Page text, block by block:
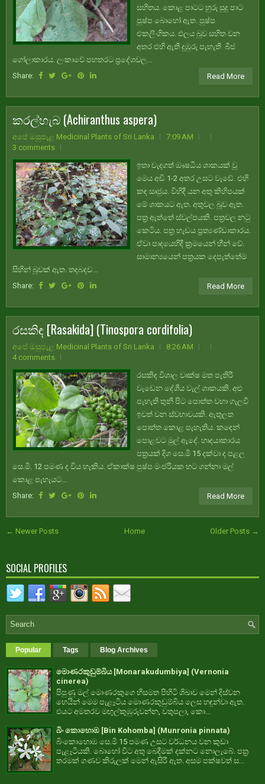
සහිතය. කොළ පාටට හුරු සුදු පාට
පුෂ්ප බොහෝ ඇත. පුෂ්ප
එකලිංගිකය. ඵලය බූව සහිත වන
අතර එහි ඇති දුඹුරු පැහැති බීජ
ගෝලාකාරය. ලංකාවේ පහතරට ප්‍රදේශවල...
Share:
Read More
කරල්හැබ (Achiranthus aspera)
අපේ ඔසුපැළ Medicinal Plants of Sri Lanka
7:09 AM
3 comments
ඉතා වැදගත් ඖෂධීය ශාකයක් වූ
මෙය අඩි 1-2 අතර උසට වැඩේ. එහි
කඳ සෘජුය. විහිදී යන අතු කිහිපයක්
මේ ශාකයට ඇත. අතුවල බූව ඇත.
පත්‍ර ඇත්තේ ස්වල්පයකි. පත්‍රවල නටු
කෙටිය. පත්‍ර හැඩය ප්‍රත්‍යණ්ඩාකාරය.
ඒවා පාදයෙහිදී ක්‍රමයෙන් හීන් වේ.
සාමාන්‍යයෙන් පත්‍රයක දෙපැත්තේම
සිහින් බූවක් ඇත. තදබදව...
Share:
Read More
රසකිඳ [Rasakida] (Tinospora cordifolia)
අපේ ඔසුපැළ Medicinal Plants of Sri Lanka
8:26 AM
4 comments
රසකිඳ විශාල වෘක්ෂ මත පැතිරී
වැඩෙන දේශීය වැල් ශාකයකි. අළු
පැහැති තුනී පිට පොත්ත වහා ගැලවී
ඉවත් වන ස්වභාවයකි. ඇතුලත
පොත්ත කොළ පැහැතිය. කඳෙන්
පොළවට මුල් ඇදේ. හෘදයාකාරය
පත්‍රයක් දිග සෙ.මි 15 දක්වා ද පළල
සෙ.මි. 12 පමණ ද විය හැකිය. ඒකාක්ෂ පුෂ්ප මංජරියක හට ගන්නා මල්
කොළ පැහැයට...
Share:
Read More
← Newer Posts Older Posts →
Home
SOCIAL PROFILES
Popular Tags Blog Archives
මොණරකුඩුම්බිය [Monarakudumbiya] (Vernonia
cinerea)
පිපුණු මල් මොණරකුගෙ හිසමත පිහිටි ශිඛාව මෙන් දිස්වන
හෙයින් මෙම පැළෑටිය මොණරකුඩුම්බිය ලෙස හඳුන්වා ඇත.
එයට අමතරව මඟුල්කුඹුරුවන්න, වතුපලා, කො...
බිං කොහොඹ [Bin Kohomba] (Munronia pinnata)
බිංකොහොඹ සෙ.මි 15 පමණ උසට වර්ධනය වන කුඩා
පැළෑටියකි. බොහෝ විට අතු බෙදීමක් දක්නට නොලැබේ. පත්‍ර
තරමක් ගණව කිරුලක් මෙන් ඇසිරී ඇත. අසම පක්ෂවත් ස...